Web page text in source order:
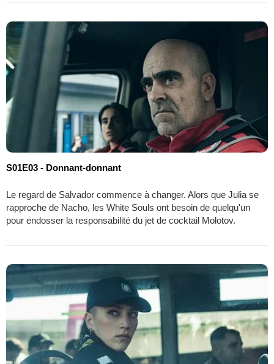
S01E03 - Donnant-donnant
Le regard de Salvador commence à changer. Alors que Julia se
rapproche de Nacho, les White Souls ont besoin de quelqu'un
pour endosser la responsabilité du jet de cocktail Molotov.